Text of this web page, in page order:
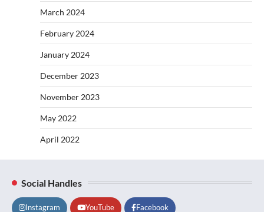
March 2024
February 2024
January 2024
December 2023
November 2023
May 2022
April 2022
Social Handles
Instagram YouTube Facebook